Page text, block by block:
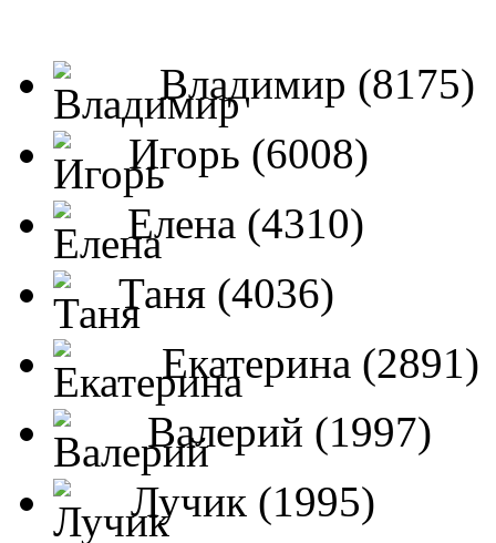
Владимир (8175)
Игорь (6008)
Елена (4310)
Таня (4036)
Екатерина (2891)
Валерий (1997)
Лучик (1995)